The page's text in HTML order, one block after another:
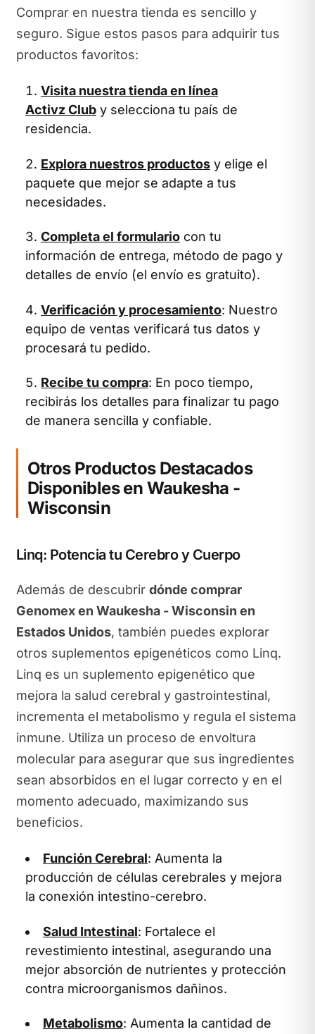
Comprar en nuestra tienda es sencillo y
seguro. Sigue estos pasos para adquirir tus
productos favoritos:
Visita nuestra tienda en línea
Activz Club y selecciona tu país de
residencia.
Explora nuestros productos y elige el
paquete que mejor se adapte a tus
necesidades.
Completa el formulario con tu
información de entrega, método de pago y
detalles de envío (el envío es gratuito).
Verificación y procesamiento: Nuestro
equipo de ventas verificará tus datos y
procesará tu pedido.
Recibe tu compra: En poco tiempo,
recibirás los detalles para finalizar tu pago
de manera sencilla y confiable.
Otros Productos Destacados
Disponibles en Waukesha -
Wisconsin
Linq: Potencia tu Cerebro y Cuerpo
Además de descubrir dónde comprar
Genomex en Waukesha - Wisconsin en
Estados Unidos, también puedes explorar
otros suplementos epigenéticos como Linq.
Linq es un suplemento epigenético que
mejora la salud cerebral y gastrointestinal,
incrementa el metabolismo y regula el sistema
inmune. Utiliza un proceso de envoltura
molecular para asegurar que sus ingredientes
sean absorbidos en el lugar correcto y en el
momento adecuado, maximizando sus
beneficios.
Función Cerebral: Aumenta la
producción de células cerebrales y mejora
la conexión intestino-cerebro.
Salud Intestinal: Fortalece el
revestimiento intestinal, asegurando una
mejor absorción de nutrientes y protección
contra microorganismos dañinos.
Metabolismo: Aumenta la cantidad de